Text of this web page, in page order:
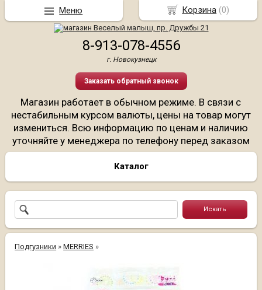
8-913-078-4556
г. Новокузнецк
Заказать обратный звонок
Магазин работает в обычном режиме. В связи с
нестабильным курсом валюты, цены на товар могут
измениться. Всю информацию по ценам и наличию
уточняйте у менеджера по телефону перед заказом
Каталог
Подгузники »MERRIES »
Корзина (0)
Меню